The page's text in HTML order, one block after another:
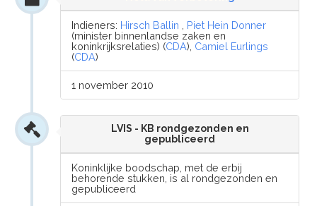
Indieners: Hirsch Ballin
Piet Hein Donner
(minister binnenlandse zaken en
koninkrijksrelaties) (CDA), Camiel Eurlings
(CDA)
1 november 2010
LVIS - KB rondgezonden en
gepubliceerd
Koninklijke boodschap, met de erbij
behorende stukken, is al rondgezonden en
gepubliceerd